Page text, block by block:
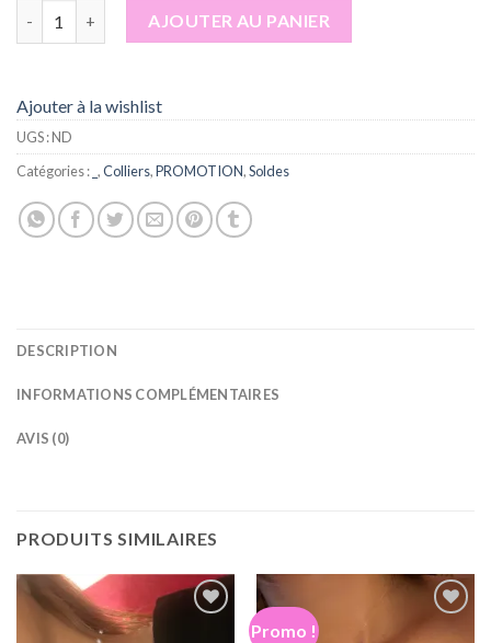
quantité de Collier NazarAJOUTER AU PANIER
Ajouter à la wishlist
UGS :ND
Catégories : ,Colliers,PROMOTION,Soldes
DESCRIPTION
INFORMATIONS COMPLÉMENTAIRES
AVIS (0)
PRODUITS SIMILAIRES
Promo !
Ajouter